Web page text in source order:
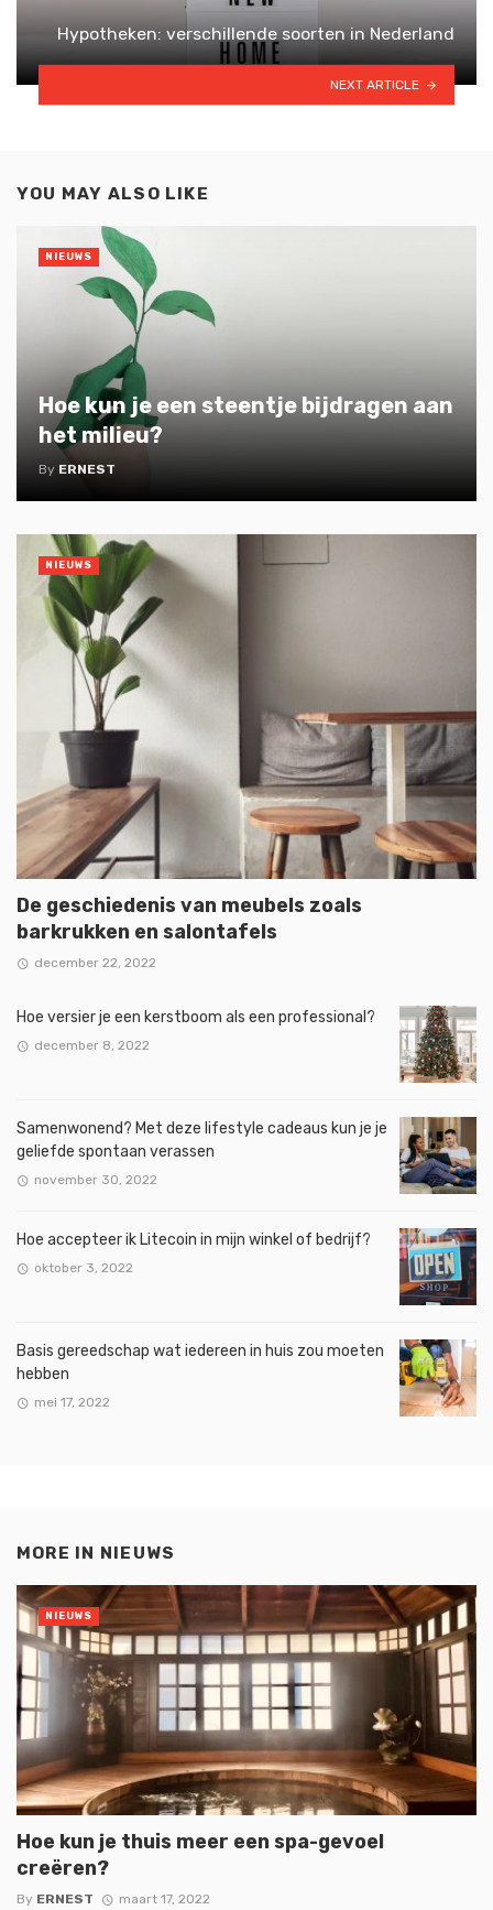
Hypotheken: verschillende soorten in Nederland
NEXT ARTICLE
YOU MAY ALSO LIKE
Hoe kun je een steentje bijdragen aan
het milieu?
By ERNEST
NIEUWS
De geschiedenis van meubels zoals
barkrukken en salontafels
december 22, 2022
NIEUWS
Hoe versier je een kerstboom als een professional?
december 8, 2022
Samenwonend? Met deze lifestyle cadeaus kun je je
geliefde spontaan verassen
november 30, 2022
Hoe accepteer ik Litecoin in mijn winkel of bedrijf?
oktober 3, 2022
Basis gereedschap wat iedereen in huis zou moeten
hebben
mei 17, 2022
MORE IN NIEUWS
Hoe kun je thuis meer een spa-gevoel
creëren?
By ERNEST maart 17, 2022
NIEUWS